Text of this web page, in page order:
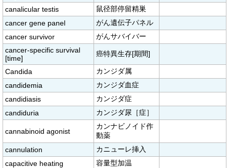
canalicular testis
鼠径部停留精巣
cancer gene panel
がん遺伝子パネル
cancer survivor
がんサバイバー
cancer-specific survival
[time]
癌特異生存[期間]
Candida
カンジダ属
candidemia
カンジダ血症
candidiasis
カンジダ症
candiduria
カンジダ尿［症］
cannabinoid agonist
カンナビノイド作
動薬
cannulation
カニューレ挿入
capacitive heating
容量型加温